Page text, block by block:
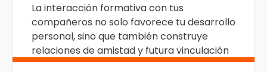
La interacción formativa con tus
compañeros no solo favorece tu desarrollo
personal, sino que también construye
relaciones de amistad y futura vinculación
profesional.